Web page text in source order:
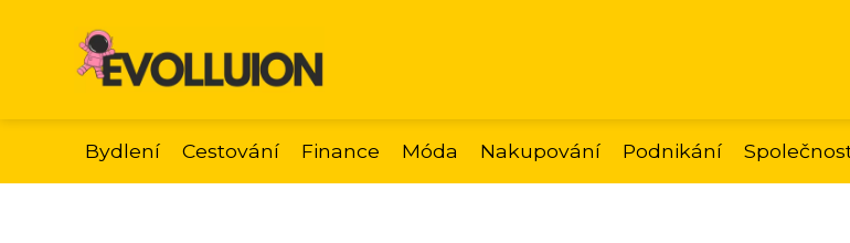
Bydlení Cestování Finance Móda Nakupování Podnikání